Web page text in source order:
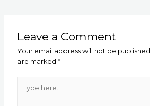
Leave a Comment
Your email address will not be published.
are marked*
here..